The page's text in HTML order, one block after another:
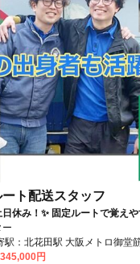
ト配送スタッフ
えやすく未経験でも安心
大7万円支給。創業50年の安定
ー
トロ御堂筋線「北花田駅」か
分 ❖車通勤OK ❖転勤なし
円